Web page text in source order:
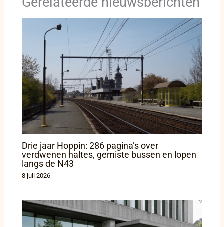
Drie jaar Hoppin: 286 pagina’s over
verdwenen haltes, gemiste bussen en lopen
langs de N43
8 juli 2026